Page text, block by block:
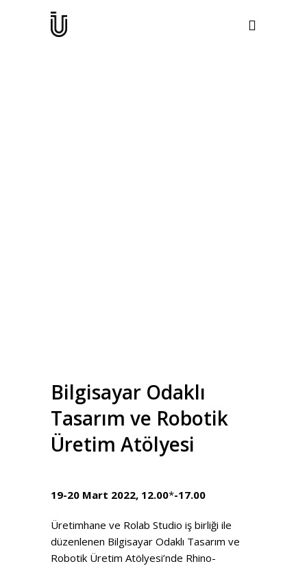
Bilgisayar Odaklı
Tasarım ve Robotik
Üretim Atölyesi
19-20 Mart 2022, 12.00*-17.00
Üretimhane ve Rolab Studio iş birliği ile
düzenlenen Bilgisayar Odaklı Tasarım ve
Robotik Üretim Atölyesi’nde Rhino-